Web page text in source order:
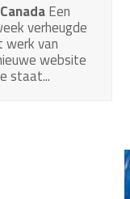
Een
verheugde
werk van
website
staat...